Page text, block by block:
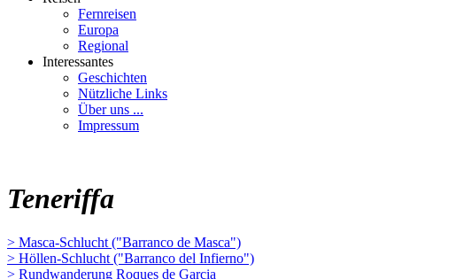
Fernreisen
Europa
Regional
Interessantes
Geschichten
Nützliche Links
Über uns ...
Impressum
Teneriffa
> Masca-Schlucht ("Barranco de Masca")
> Höllen-Schlucht ("Barranco del Infierno")
> Rundwanderung Roques de Garcia